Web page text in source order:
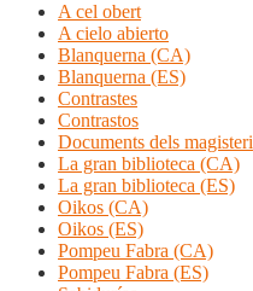
A cel obert
A cielo abierto
Blanquerna (CA)
Blanquerna (ES)
Contrastes
Contrastos
Documents dels magisteri
La gran biblioteca (CA)
La gran biblioteca (ES)
Oikos (CA)
Oikos (ES)
Pompeu Fabra (CA)
Pompeu Fabra (ES)